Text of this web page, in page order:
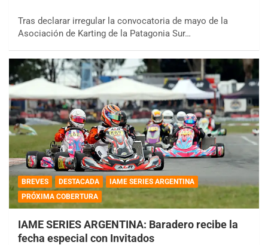
Tras declarar irregular la convocatoria de mayo de la
Asociación de Karting de la Patagonia Sur…
BREVES DESTACADA
IAME SERIES ARGENTINA
PRÓXIMA COBERTURA
IAME SERIES ARGENTINA: Baradero recibe la
fecha especial con Invitados